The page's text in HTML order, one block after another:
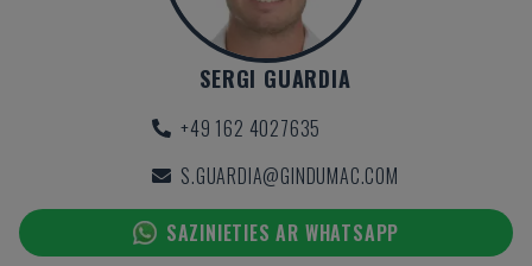
SERGI GUARDIA
+49 162 4027635
S.GUARDIA@GINDUMAC.COM
SAZINIETIES AR WHATSAPP